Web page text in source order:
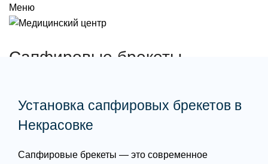
Меню
Сапфировые брекеты
Установка сапфировых брекетов в
Некрасовке
Сапфировые брекеты — это современное